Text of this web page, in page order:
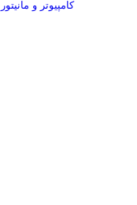
کامپیوتر و مانیتور